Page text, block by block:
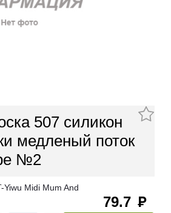
507 силикон
медленый поток
№2
Yiwu Midi Mum And
79.7 руб